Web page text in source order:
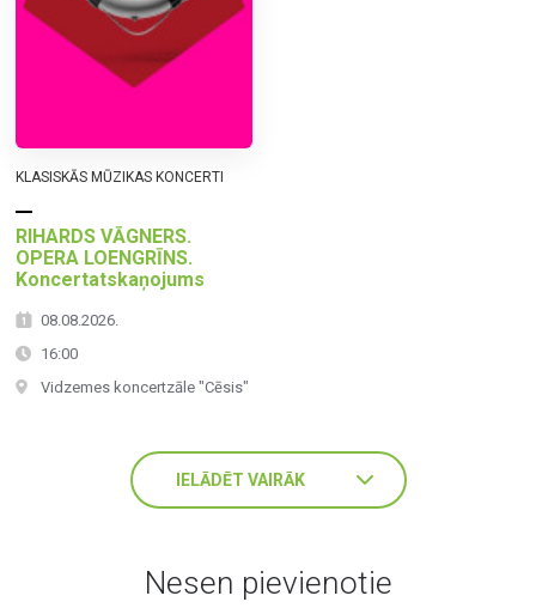
KLASISKĀS MŪZIKAS KONCERTI
RIHARDS VĀGNERS.
OPERA LOENGRĪNS.
Koncertatskaņojums
08.08.2026.
16:00
Vidzemes koncertzāle "Cēsis"
IELĀDĒT VAIRĀK
Nesen pievienotie